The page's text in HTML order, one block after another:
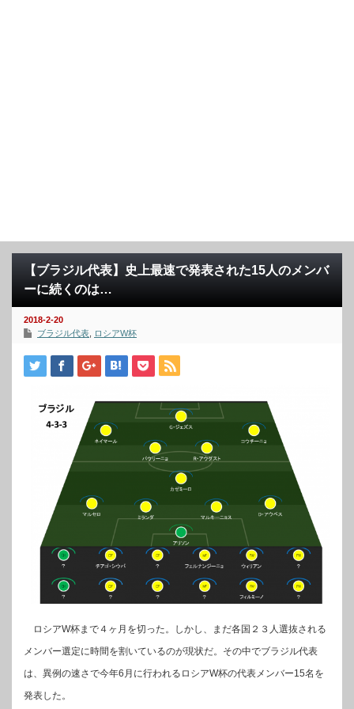
【ブラジル代表】史上最速で発表された15人のメンバ
ーに続くのは…
2018-2-20
ブラジル代表
ロシアW杯
ロシアW杯まで４ヶ月を切った。しかし、まだ各国２３人選抜される
メンバー選定に時間を割いているのが現状だ。その中でブラジル代表
は、異例の速さで今年6月に行われるロシアW杯の代表メンバー15名を
発表した。